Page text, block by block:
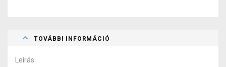
TOVÁBBI INFORMÁCIÓ
Leírás